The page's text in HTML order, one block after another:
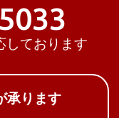
しております
承ります